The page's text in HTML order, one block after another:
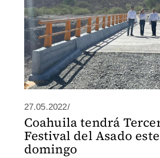
27.05.2022/
Coahuila tendrá
Festival del Asado este
domingo